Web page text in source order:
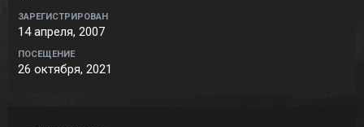
ЗАРЕГИСТРИРОВАН
14 апреля, 2007
ПОСЕЩЕНИЕ
26 октября, 2021